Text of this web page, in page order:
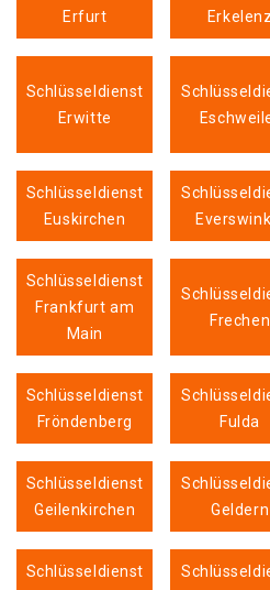
Erfurt
Erkelenz
Schlüsseldienst
Erwitte
Schlüsseldienst
Euskirchen
Schlüsseldienst
Frankfurt am
Main
Frechen
Schlüsseldienst
Fröndenberg
Fulda
Schlüsseldienst
Geilenkirchen
Geldern
Schlüsseldienst